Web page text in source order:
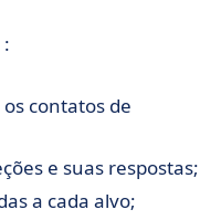
contatos de
e suas respostas;
a cada alvo;